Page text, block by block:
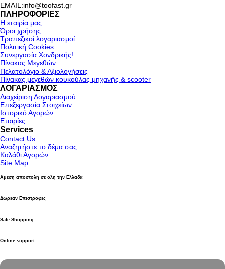
EMAIL:info@toofast.gr
ΠΛΗΡΟΦΟΡΙΕΣ
Η εταιρία μας
Όροι χρήσης
Τραπεζικοί λογαριασμοί
Πολιτική Cookies
Συνεργασία Χονδρικής!
Πίνακας Μεγεθών
Πελατολόγιο & Αξιολογήσεις
Πίνακας μεγεθών κουκούλας μηχανής & scooter
ΛΟΓΑΡΙΑΣΜΟΣ
Διαχείριση Λογαριασμού
Επεξεργασία Στοιχείων
Ιστορικό Αγορών
Εταιρίες
Services
Contact Us
Αναζητήστε το δέμα σας
Καλάθι Αγορών
Site Map
Αμεση αποστολη σε ολη την Ελλαδα
Δωρεαν Επιστροφες
Safe Shopping
Online support